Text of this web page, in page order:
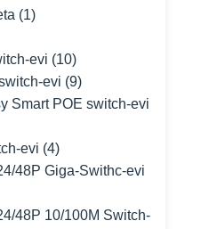
(1)
evi (10)
evi (9)
Smart POE switch-evi
evi (4)
48P Giga-Swithc-evi
48P 10/100M Switch-